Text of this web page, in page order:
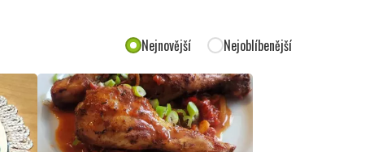
Nejnovější Nejoblíbenější